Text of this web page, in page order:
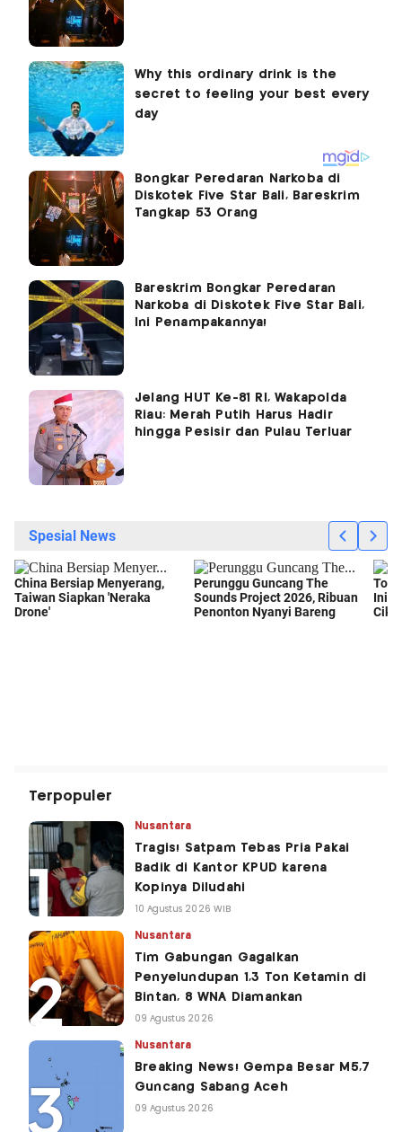
Bongkar Peredaran Narkoba di
Diskotek Five Star Bali, Bareskrim
Tangkap 53 Orang
Bareskrim Bongkar Peredaran
Narkoba di Diskotek Five Star Bali,
Ini Penampakannya!
Jelang HUT Ke-81 RI, Wakapolda
Riau: Merah Putih Harus Hadir
hingga Pesisir dan Pulau Terluar
Terpopuler
Nusantara
Tragis! Satpam Tebas Pria Pakai
Badik di Kantor KPUD karena
Kopinya Diludahi
10 Agustus 2026 WIB
Nusantara
Tim Gabungan Gagalkan
Penyelundupan 1,3 Ton Ketamin di
Bintan, 8 WNA Diamankan
09 Agustus 2026
Nusantara
Breaking News! Gempa Besar M5,7
Guncang Sabang Aceh
09 Agustus 2026